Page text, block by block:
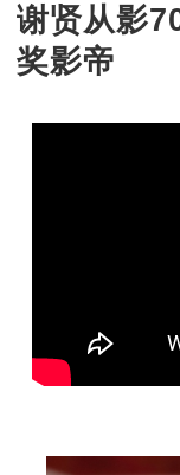
谢贤从影
奖影帝